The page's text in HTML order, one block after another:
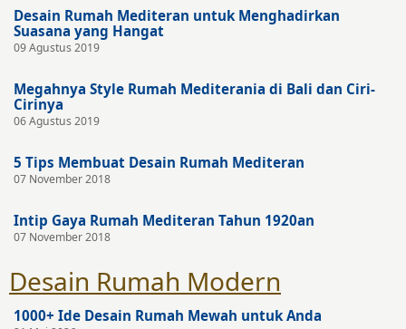
Desain Rumah Mediteran untuk Menghadirkan
Suasana yang Hangat
09 Agustus 2019
Megahnya Style Rumah Mediterania di Bali dan Ciri-
Cirinya
06 Agustus 2019
5 Tips Membuat Desain Rumah Mediteran
07 November 2018
Intip Gaya Rumah Mediteran Tahun 1920an
07 November 2018
Desain Rumah Modern
1000+ Ide Desain Rumah Mewah untuk Anda